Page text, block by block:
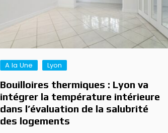
A la Une Lyon
Bouilloires thermiques : Lyon va
intégrer la température intérieure
dans l’évaluation de la salubrité
des logements